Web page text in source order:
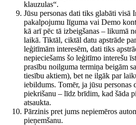
klauzulas“.
Jūsu personas dati tiks glabāti visā
pakalpojumu līguma vai Demo
kā arī pēc tā izbeigšanas – likumā
laikā. Tiktāl, ciktāl datu apstrāde
leģitīmām interesēm, dati tiks
nepieciešams šo leģitīmo interešu
prasību noilguma termiņa beigām
tiesību aktiem), bet ne ilgāk par
iebildums. Tomēr, ja jūsu personas
piekrišanu – līdz brīdim, kad šāda
atsaukta.
Pārzinis pret jums nepiemēros
pieņemšanu.